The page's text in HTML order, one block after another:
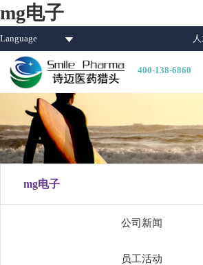
mg电子
Language
400-138-6860
mg电子
公司新闻
员工活动